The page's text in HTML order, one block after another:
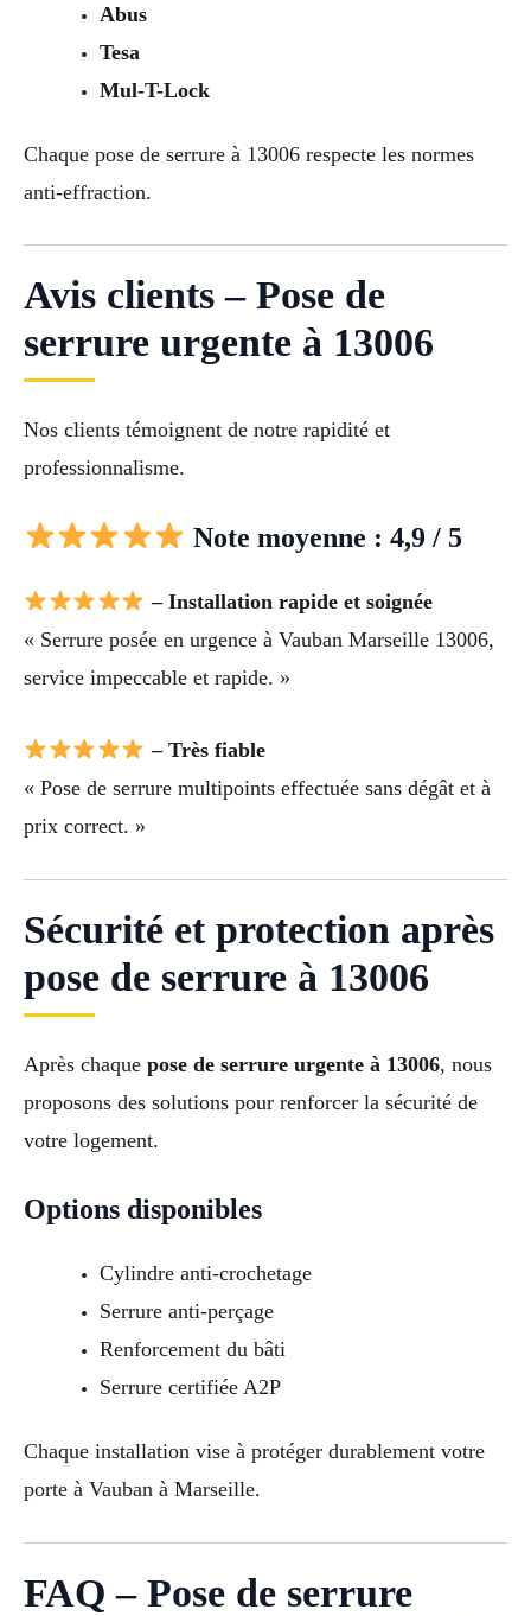
Abus
Tesa
Mul-T-Lock
Chaque pose de serrure à 13006 respecte les normes
anti-effraction.
Avis clients – Pose de
serrure urgente à 13006
Nos clients témoignent de notre rapidité et
professionnalisme.
Note moyenne : 4,9 / 5
– Installation rapide et soignée
« Serrure posée en urgence à Vauban Marseille 13006,
service impeccable et rapide. »
– Très fiable
« Pose de serrure multipoints effectuée sans dégât et à
prix correct. »
Sécurité et protection après
pose de serrure à 13006
Après chaque pose de serrure urgente à 13006, nous
proposons des solutions pour renforcer la sécurité de
votre logement.
Options disponibles
Cylindre anti-crochetage
Serrure anti-perçage
Renforcement du bâti
Serrure certifiée A2P
Chaque installation vise à protéger durablement votre
porte à Vauban à Marseille.
FAQ – Pose de serrure